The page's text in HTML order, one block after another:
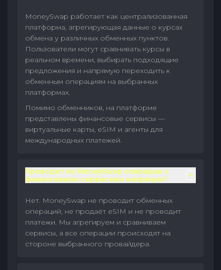
MoneySwap работает как централизованная
платформа, агрегирующая данные о курсах
обмена у различных обменных пунктов.
Пользователи могут сравнивать курсы в
реальном времени, выбирать подходящие
предложения и напрямую переходить к
обменным операциям на выбранных
платформах.
Помимо обменников, на платформе
представлены финансовые сервисы —
виртуальные карты, eSIM и агенты для
международных платежей.
Проводит ли MoneySwap операции с
финансовыми сервисами напрямую?
Нет. MoneySwap не проводит обменных
операций, не продаёт eSIM и не проводит
платежи. Мы агрегируем и сравниваем
сервисы, а все операции происходят на
стороне выбранного провайдера.